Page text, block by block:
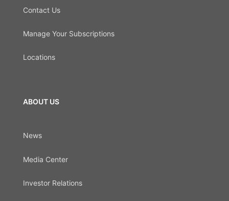
Contact Us
Manage Your Subscriptions
Locations
ABOUT US
News
Media Center
Investor Relations